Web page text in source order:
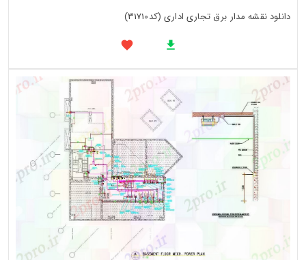
دانلود نقشه مدار برق تجاری اداری (کد31710)